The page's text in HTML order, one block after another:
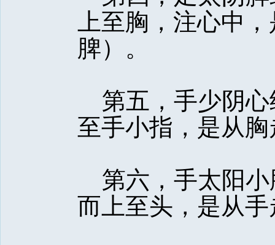
上至胸，注心中
脾）。
第五，手少阴心
至手小指，是从
第六，手太阳小
而上至头，是从